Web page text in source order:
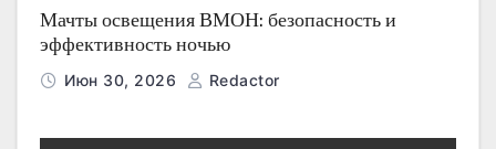
Мачты освещения ВМОН: безопасность и
эффективность ночью
Июн 30, 2026 Redactor